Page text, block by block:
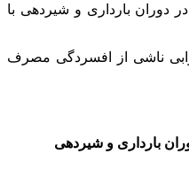
دوران بارداری و شیردهی با
ناشی از افسردگی مصرف
بارداری و شیردهی